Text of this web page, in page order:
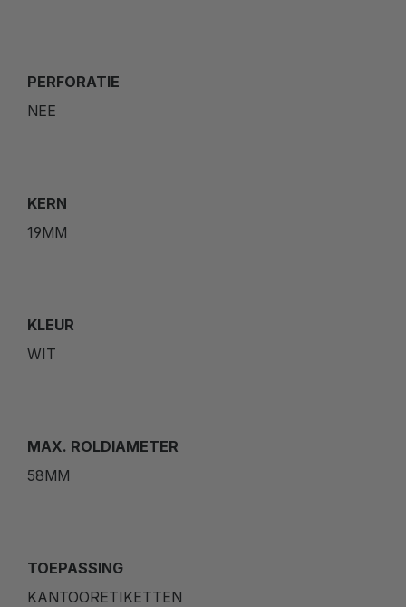
PERFORATIE
NEE
KERN
19MM
KLEUR
WIT
MAX. ROLDIAMETER
58MM
TOEPASSING
KANTOORETIKETTEN